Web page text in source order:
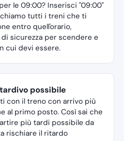
le 09:00? Inserisci "09:00"
tutti i treni che ti
entro quell'orario,
sicurezza per scendere e
cui devi essere.
possibile
con il treno con arrivo più
al primo posto. Così sai che
più tardi possibile da
rischiare il ritardo